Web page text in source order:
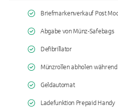
Briefmarkenverkauf Post
Abgabe von Münz-Safebags
Defibrillator
Münzrollen abholen
Geldautomat
Ladefunktion Prepaid Handy